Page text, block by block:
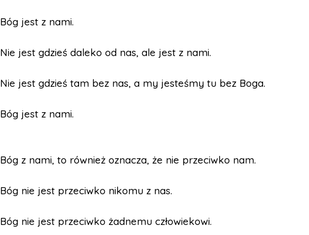
Bóg jest z nami.
Nie jest gdzieś daleko od nas, ale jest z nami.
Nie jest gdzieś tam bez nas, a my jesteśmy tu bez Boga.
Bóg jest z nami.
Bóg z nami, to również oznacza, że nie przeciwko nam.
Bóg nie jest przeciwko nikomu z nas.
Bóg nie jest przeciwko żadnemu człowiekowi.